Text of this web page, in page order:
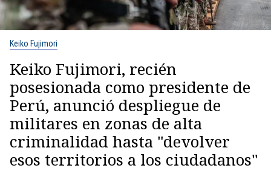
Keiko Fujimori
Keiko Fujimori, recién
posesionada como presidente de
Perú, anunció despliegue de
militares en zonas de alta
criminalidad hasta "devolver
esos territorios a los ciudadanos"